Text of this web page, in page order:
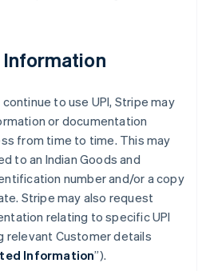
Information
to use UPI, Stripe may
or documentation
from time to time. This may
to an Indian Goods and
number and/or a copy
Stripe may also request
relating to specific UPI
relevant Customer details
Information”).
English